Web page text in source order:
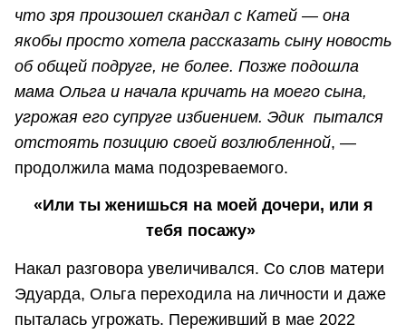
что зря произошел скандал с Катей — она
якобы просто хотела рассказать сыну новость
об общей подруге, не более. Позже подошла
мама Ольга и начала кричать на моего сына,
угрожая его супруге избиением. Эдик пытался
отстоять позицию своей возлюбленной, —
продолжила мама подозреваемого.
«Или ты женишься на моей дочери, или я
тебя посажу»
Накал разговора увеличивался. Со слов матери
Эдуарда, Ольга переходила на личности и даже
пыталась угрожать. Переживший в мае 2022